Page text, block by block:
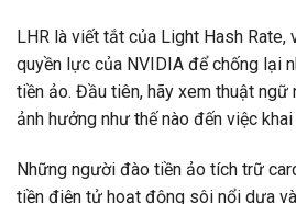
LHR là viết tắt của Light Hash Rate,
quyền lực của NVIDIA để chống lại
tiền ảo. Đầu tiên, hãy xem thuật ngữ
ảnh hưởng như thế nào đến việc khai
Những người đào tiền ảo tích trữ
tiền điện tử hoạt động sôi nổi dựa